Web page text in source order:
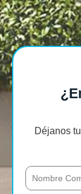
Déjanos